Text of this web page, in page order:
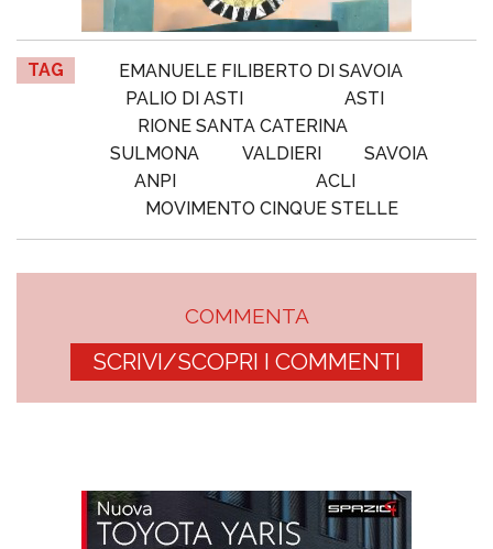
TAG
EMANUELE FILIBERTO DI SAVOIA
PALIO DI ASTI
ASTI
RIONE SANTA CATERINA
SULMONA
VALDIERI
SAVOIA
ANPI
ACLI
MOVIMENTO CINQUE STELLE
COMMENTA
SCRIVI/SCOPRI I COMMENTI